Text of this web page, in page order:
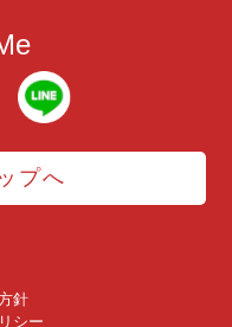
プへ
針
シー